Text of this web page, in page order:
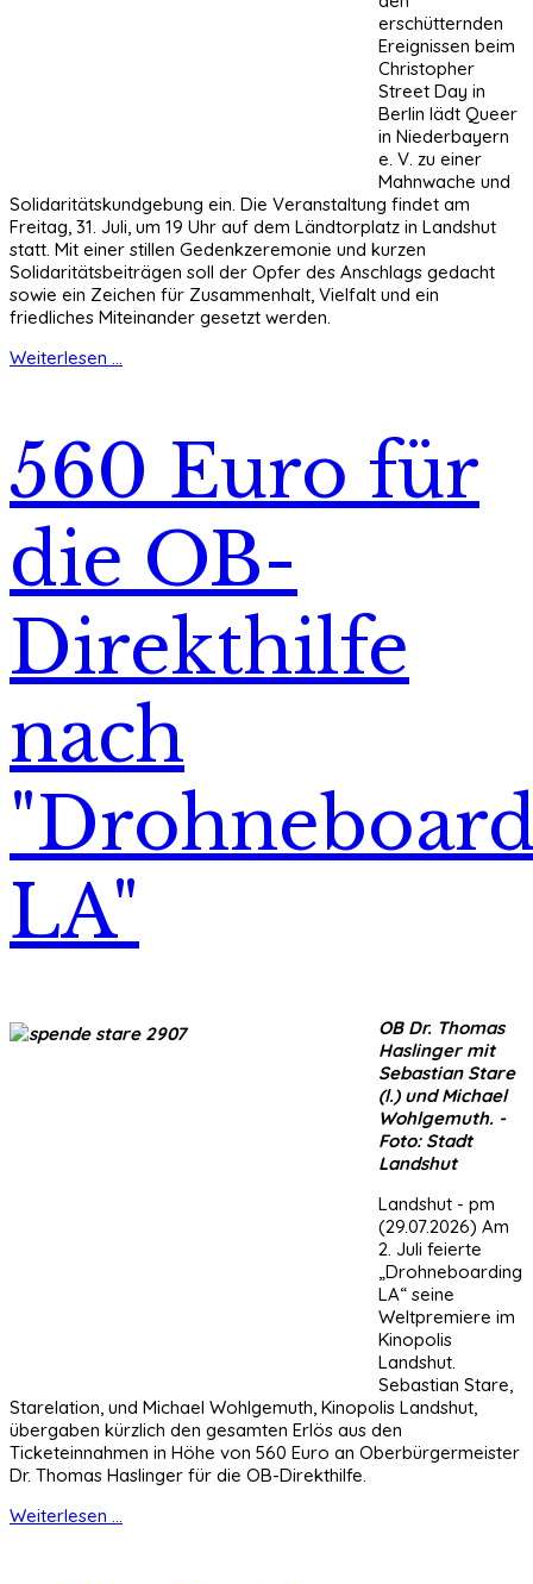
erschütternden
Ereignissen beim
Christopher
Street Day in
Berlin lädt Queer
in Niederbayern
e. V. zu einer
Mahnwache und
Solidaritätskundgebung ein. Die Veranstaltung findet am
Freitag, 31. Juli, um 19 Uhr auf dem Ländtorplatz in Landshut
statt. Mit einer stillen Gedenkzeremonie und kurzen
Solidaritätsbeiträgen soll der Opfer des Anschlags gedacht
sowie ein Zeichen für Zusammenhalt, Vielfalt und ein
friedliches Miteinander gesetzt werden.
Weiterlesen ...
560 Euro für
die OB-
Direkthilfe
nach
LA"
OB Dr. Thomas
Haslinger mit
Sebastian Stare
(l.) und Michael
Wohlgemuth. -
Foto: Stadt
Landshut
Landshut - pm
(29.07.2026) Am
2. Juli feierte
„Drohneboarding
LA“ seine
Weltpremiere im
Kinopolis
Landshut.
Sebastian Stare,
Starelation, und Michael Wohlgemuth, Kinopolis Landshut,
übergaben kürzlich den gesamten Erlös aus den
Ticketeinnahmen in Höhe von 560 Euro an Oberbürgermeister
Dr. Thomas Haslinger für die OB-Direkthilfe.
Weiterlesen ...